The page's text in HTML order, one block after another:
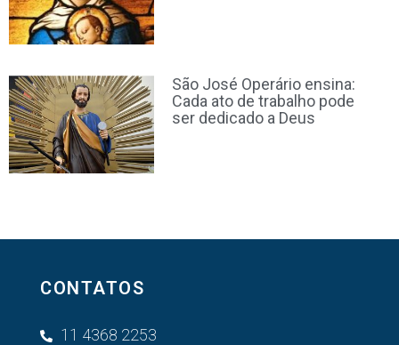
São José Operário ensina:
Cada ato de trabalho pode
ser dedicado a Deus
CONTATOS
11 4368 2253